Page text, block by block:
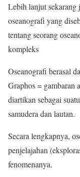
Lebih lanjut sekarang
oseanografi yang
tentang seorang
kompleks
Oseanografi berasal
Graphos = gambaran
diartikan sebagai
samudera dan lautan.
Secara lengkapnya,
penjelajahan
fenomenanya.